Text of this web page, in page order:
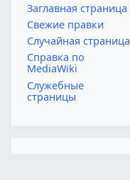
Заглавная страница
Свежие правки
Случайная страница
Справка по
MediaWiki
Служебные
страницы